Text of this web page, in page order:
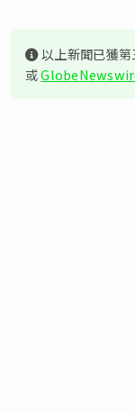
以上新聞已獲
或